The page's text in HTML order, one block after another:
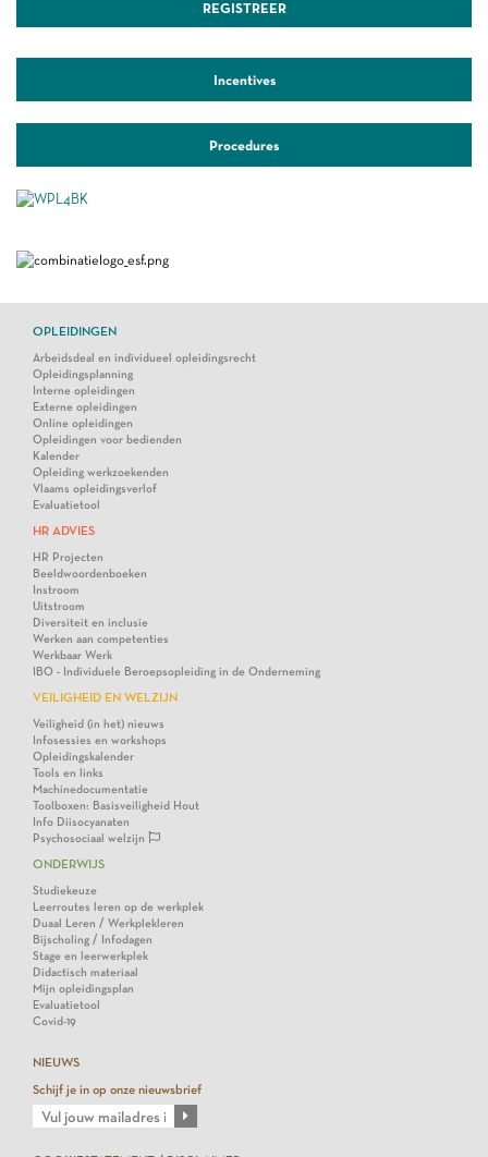
REGISTREER
Incentives
Procedures
OPLEIDINGEN
Arbeidsdeal en individueel opleidingsrecht
Opleidingsplanning
Interne opleidingen
Externe opleidingen
Online opleidingen
Opleidingen voor bedienden
Kalender
Opleiding werkzoekenden
Vlaams opleidingsverlof
Evaluatietool
HR ADVIES
HR Projecten
Beeldwoordenboeken
Instroom
Uitstroom
Diversiteit en inclusie
Werken aan competenties
Werkbaar Werk
IBO - Individuele Beroepsopleiding in de Onderneming
VEILIGHEID EN WELZIJN
Veiligheid (in het) nieuws
Infosessies en workshops
Opleidingskalender
Tools en links
Machinedocumentatie
Toolboxen: Basisveiligheid Hout
Info Diisocyanaten
Psychosociaal welzijn
ONDERWIJS
Studiekeuze
Leerroutes leren op de werkplek
Duaal Leren / Werkplekleren
Bijscholing / Infodagen
Stage en leerwerkplek
Didactisch materiaal
Mijn opleidingsplan
Evaluatietool
Covid-19
NIEUWS
Schijf je in op onze nieuwsbrief